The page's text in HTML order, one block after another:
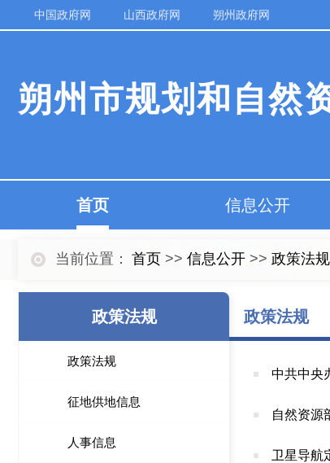
中国政府网 山西政府网 朔州政府网
朔州市规划和自然
首页 信息公开
当前位置： 首页 >> 信息公开 >> 政策法规
政策法规
政策法规
征地供地信息
人事信息
政策法规
中共中央
自然资源
卫星导航